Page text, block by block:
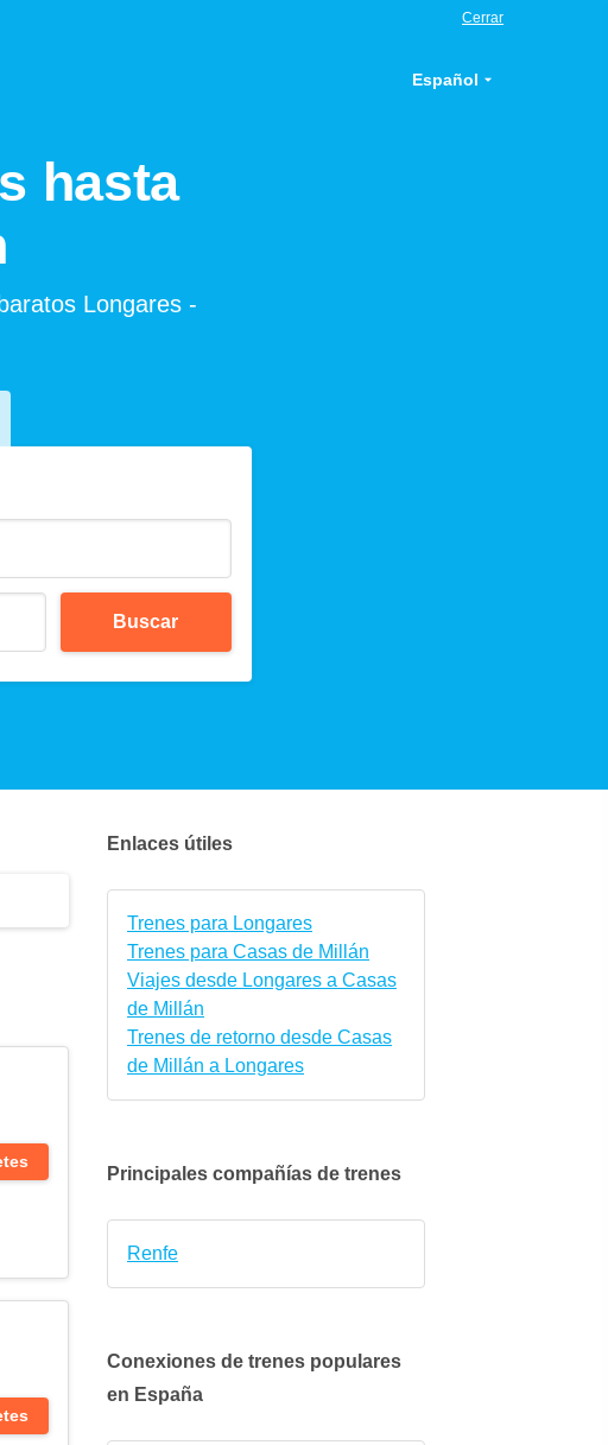
Cerrar
Español
hasta
Longares -
Buscar
Enlaces útiles
Trenes para Longares
Trenes para Casas de Millán
Viajes desde Longares a Casas
de Millán
Trenes de retorno desde Casas
de Millán a Longares
Principales compañías de trenes
Renfe
Conexiones de trenes populares
en España